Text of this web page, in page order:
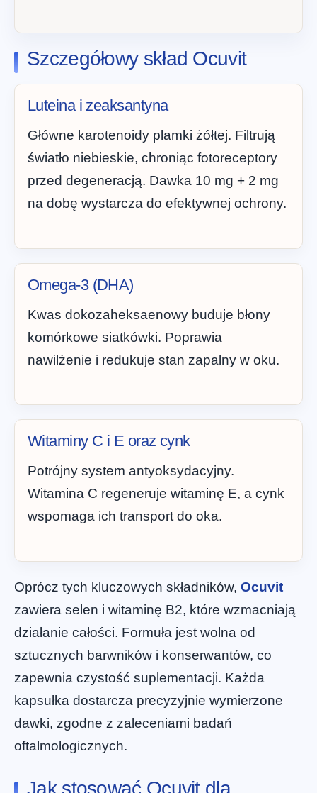
Szczegółowy skład Ocuvit
Luteina i zeaksantyna
Główne karotenoidy plamki żółtej. Filtrują
światło niebieskie, chroniąc fotoreceptory
przed degeneracją. Dawka 10 mg + 2 mg
na dobę wystarcza do efektywnej ochrony.
Omega-3 (DHA)
Kwas dokozaheksaenowy buduje błony
komórkowe siatkówki. Poprawia
nawilżenie i redukuje stan zapalny w oku.
Witaminy C i E oraz cynk
Potrójny system antyoksydacyjny.
Witamina C regeneruje witaminę E, a cynk
wspomaga ich transport do oka.
Oprócz tych kluczowych składników, Ocuvit
zawiera selen i witaminę B2, które wzmacniają
działanie całości. Formuła jest wolna od
sztucznych barwników i konserwantów, co
zapewnia czystość suplementacji. Każda
kapsułka dostarcza precyzyjnie wymierzone
dawki, zgodne z zaleceniami badań
oftalmologicznych.
Jak stosować Ocuvit dla